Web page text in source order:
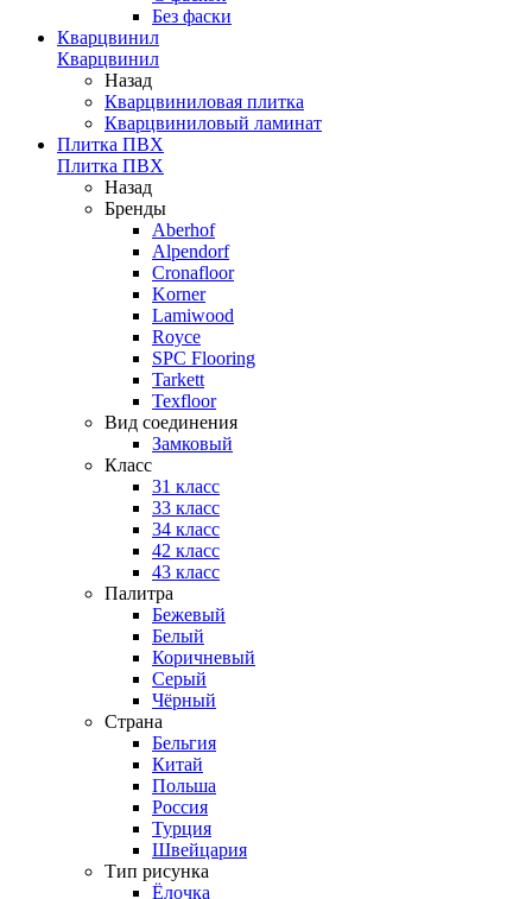
Без фаски
Кварцвинил
Кварцвинил
Назад
Кварцвиниловая плитка
Кварцвиниловый ламинат
Плитка ПВХ
Плитка ПВХ
Назад
Бренды
Aberhof
Alpendorf
Cronafloor
Korner
Lamiwood
Royce
SPC Flooring
Tarkett
Texfloor
Вид соединения
Замковый
Класс
31 класс
33 класс
34 класс
42 класс
43 класс
Палитра
Бежевый
Белый
Коричневый
Серый
Чёрный
Страна
Бельгия
Китай
Польша
Россия
Турция
Швейцария
Тип рисунка
Ёлочка